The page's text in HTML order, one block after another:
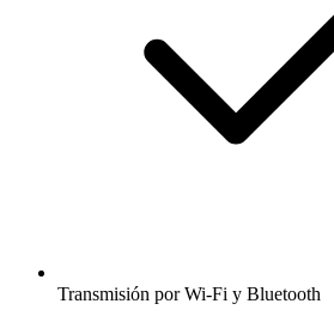
Transmisión por Wi-Fi y Bluetooth